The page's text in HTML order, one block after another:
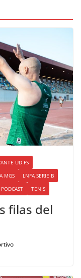
UD FS
MGS
LNFA SERIE B
PODCAST TENIS
filas del